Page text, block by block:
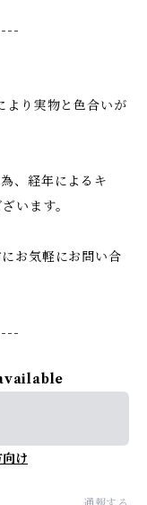
より実物と色合いが
、経年によるキ
います。
お気軽にお問い合
け